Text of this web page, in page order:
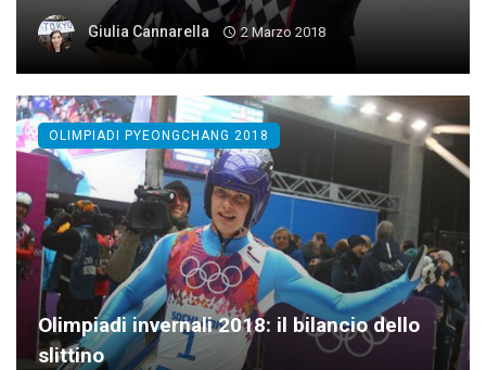
Giulia Cannarella 2 Marzo 2018
Olimpiadi invernali 2018: il bilancio dello
slittino
OLIMPIADI PYEONGCHANG 2018